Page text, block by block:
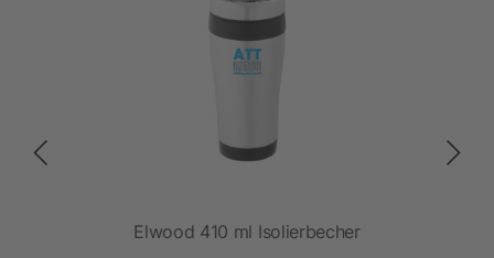
Elwood 410 ml Isolierbecher